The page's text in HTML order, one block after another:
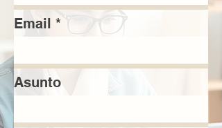
Email
Asunto